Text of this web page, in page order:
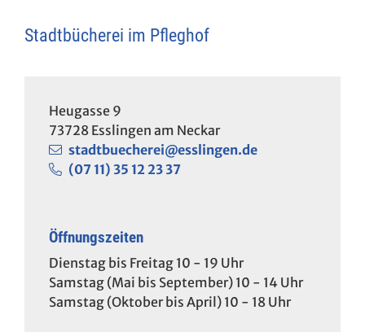
Stadtbücherei im Pfleghof
Heugasse 9
73728 Esslingen am Neckar
stadtbuecherei@esslingen.de
(07 11) 35 12 2337
Öffnungszeiten
Dienstag bis Freitag 10 - 19 Uhr
Samstag (Mai bis September) 10 - 14 Uhr
Samstag (Oktober bis April) 10 - 18 Uhr